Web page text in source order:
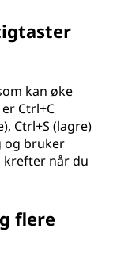
kan øke
Ctrl+C
Ctrl+S (lagre)
og bruker
krefter når du
flere